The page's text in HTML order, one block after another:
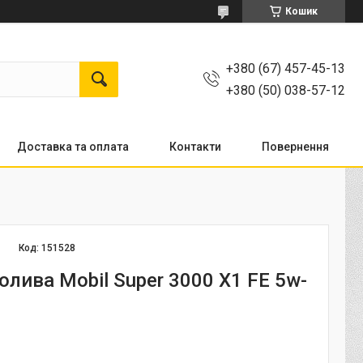
Кошик
+380 (67) 457-45-13
+380 (50) 038-57-12
Доставка та оплата Контакти Повернення
Код:151528
Mobil Super 3000 X1 FE 5w-